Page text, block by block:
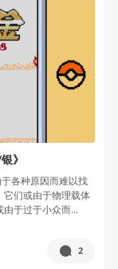
》
各种原因而难以找
们或由于物理载体
于过于小众而...
2